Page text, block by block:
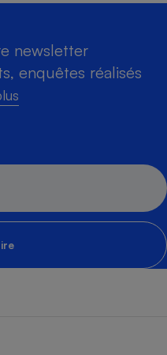
newsletter
enquêtes réalisés